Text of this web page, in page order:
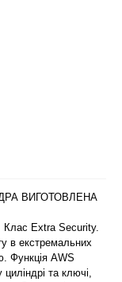
ВИГОТОВЛЕНА
Клас Extra Security.
в екстремальних
Функція AWS
та ключі,